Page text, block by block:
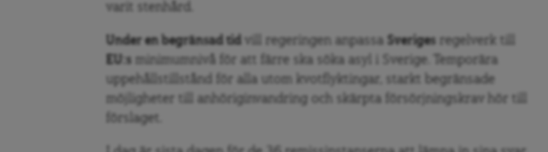
varit stenhård.
Under en begränsad tid vill regeringen anpassa Sveriges regelverk till
EU:s minimumnivå för att färre ska söka asyl i Sverige. Temporära
uppehållstillstånd för alla utom kvotflyktingar, starkt begränsade
möjligheter till anhöriginvandring och skärpta försörjningskrav hör till
förslaget.